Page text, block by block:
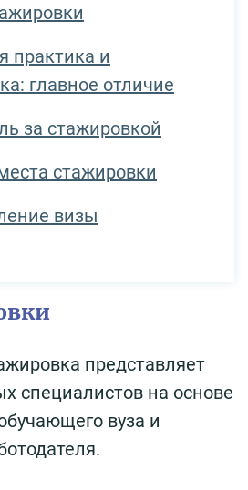
практика и
главное отличие
за стажировкой
стажировки
визы
представляет
специалистов на основе
вуза и